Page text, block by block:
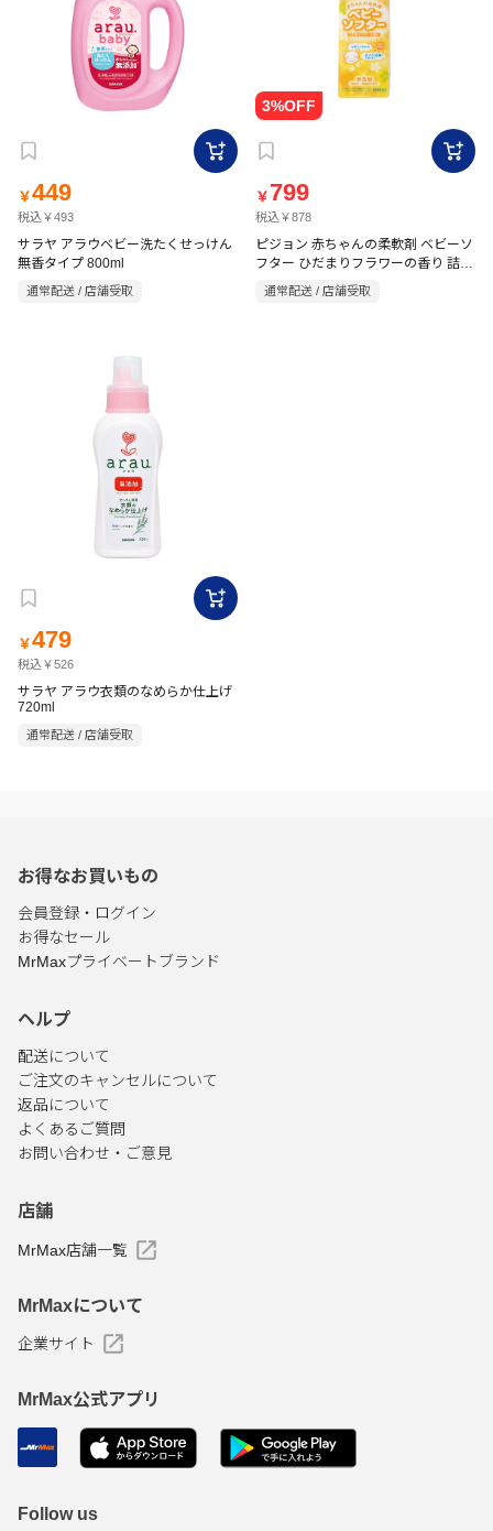
￥449
税込￥493
サラヤ アラウベビー洗たくせっけん
無香タイプ 800ml
通常配送 / 店舗受取
￥ 799
税込￥878
ピジョン 赤ちゃんの柔軟剤 ベビーソ
フター ひだまりフラワーの香り 詰替
用(2回分) 1000ml
通常配送 / 店舗受取
￥479
税込￥526
サラヤ アラウ衣類のなめらか仕上げ
720ml
通常配送 / 店舗受取
お得なお買いもの
会員登録・ログイン
お得なセール
MrMaxプライベートブランド
ヘルプ
配送について
ご注文のキャンセルについて
返品について
よくあるご質問
お問い合わせ・ご意見
店舗
MrMax店舗一覧
MrMaxについて
企業サイト
MrMax公式アプリ
Follow us